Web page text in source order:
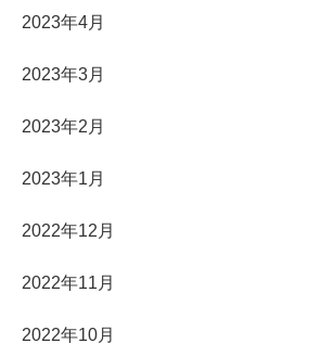
2023年4月
2023年3月
2023年2月
2023年1月
2022年12月
2022年11月
2022年10月